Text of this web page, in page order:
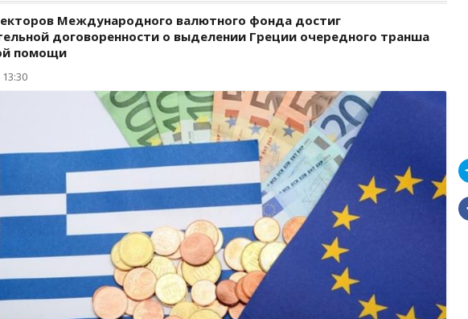
Международного валютного фонда достиг
договоренности о выделении Греции очередного транша
помощи